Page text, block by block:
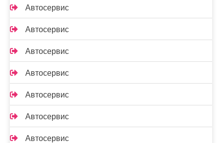
Автосервис
Автосервис
Автосервис
Автосервис
Автосервис
Автосервис
Автосервис